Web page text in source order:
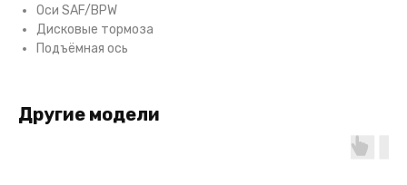
Оси SAF/BPW
Дисковые тормоза
Подъёмная ось
Другие модели